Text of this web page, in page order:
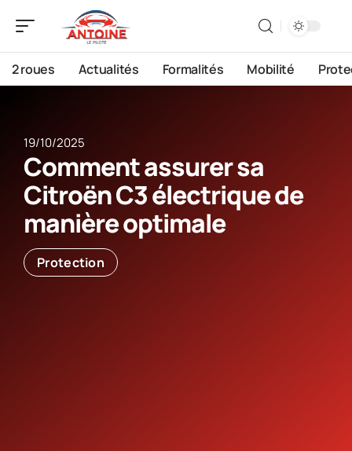
2 roues Actualités Formalités Mobilité
19/10/2025
Comment assurer sa
Citroën C3 électrique de
manière optimale
Protection